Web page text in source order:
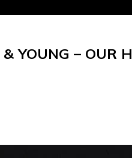
YOUNG – OUR